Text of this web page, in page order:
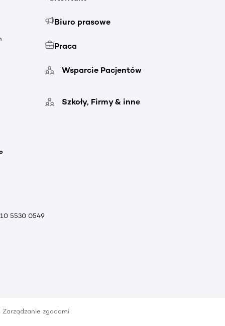
Biuro prasowe
Praca
Wsparcie Pacjentów
Szkoły, Firmy & inne
5530 0549
Zarządzanie zgodami